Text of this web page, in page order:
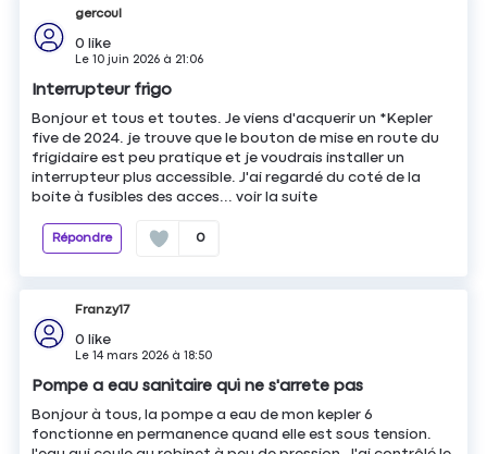
gercoul
0 like
Le10 juin 2026 à 21:06
Interrupteur frigo
Bonjour et tous et toutes. Je viens d'acquerir un *Kepler
five de 2024. je trouve que le bouton de mise en route du
frigidaire est peu pratique et je voudrais installer un
interrupteur plus accessible. J'ai regardé du coté de la
boite à fusibles des acces...voir la suite
Répondre 0
Franzy17
0 like
Le14 mars 2026 à18:50
Pompe a eau sanitaire qui ne s'arrete pas
Bonjour à tous, la pompe a eau de mon kepler 6
fonctionne en permanence quand elle est sous tension.